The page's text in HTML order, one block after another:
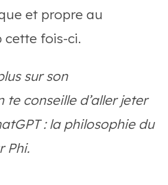
et propre au
cette fois-ci.
sur son
conseille d’aller jeter
: la philosophie du
Phi.